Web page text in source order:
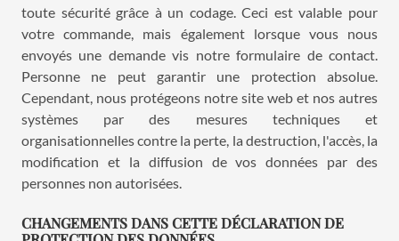
toute sécurité grâce à un codage. Ceci est valable pour
votre commande, mais également lorsque vous nous
envoyés une demande vis notre formulaire de contact.
Personne ne peut garantir une protection absolue.
Cependant, nous protégeons notre site web et nos autres
systèmes par des mesures techniques et
organisationnelles contre la perte, la destruction, l'accès, la
modification et la diffusion de vos données par des
personnes non autorisées.
CHANGEMENTS DANS CETTE DÉCLARATION DE